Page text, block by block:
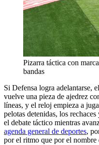
Pizarra táctica con
bandas
Si Defensa logra adelantarse,
vuelve una pieza de ajedrez
líneas, y el reloj empieza a
pelotas detenidas, los
el debate táctico mientras
agenda general de deportes,
por el ritmo que por el nombre